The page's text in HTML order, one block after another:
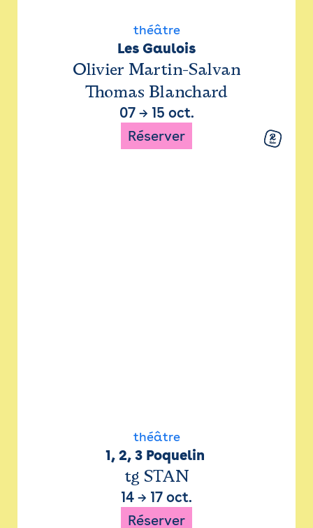
théâtre
Les Gaulois
Olivier Martin-Salvan
Thomas Blanchard
07→ 15 oct.
Réserver
théâtre
1, 2, 3 Poquelin
tg STAN
14 → 17 oct.
Réserver